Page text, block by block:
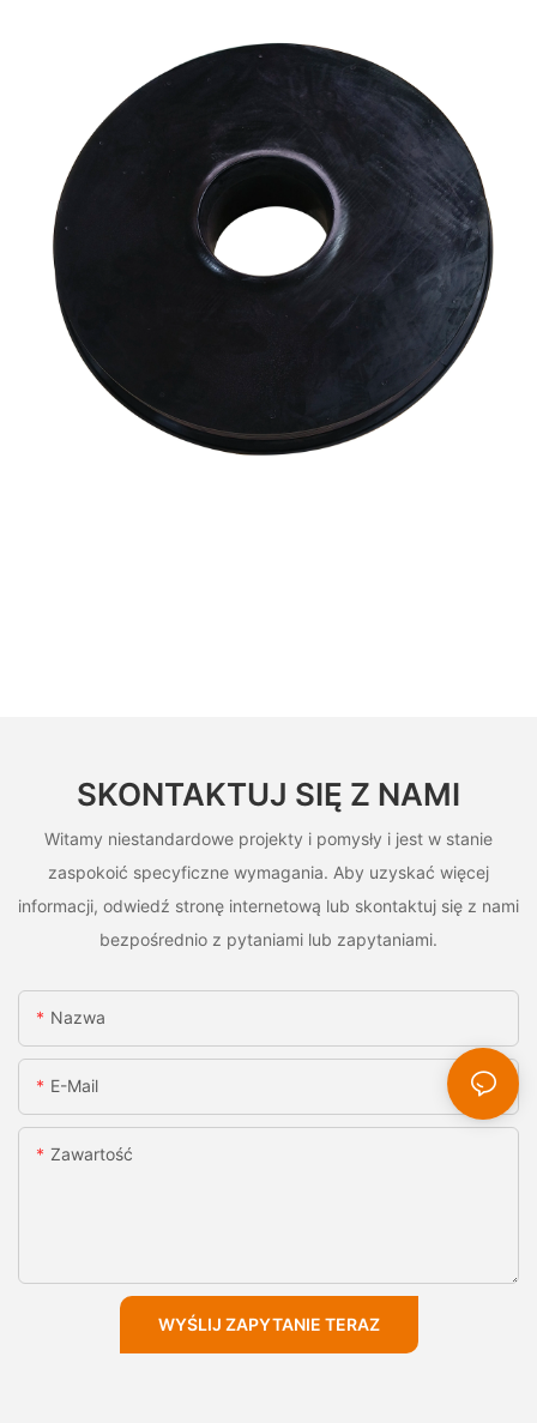
SKONTAKTUJ SIĘ Z NAMI
Witamy niestandardowe projekty i pomysły i jest w stanie
zaspokoić specyficzne wymagania. Aby uzyskać więcej
informacji, odwiedź stronę internetową lub skontaktuj się z nami
bezpośrednio z pytaniami lub zapytaniami.
Nazwa
E-Mail
Zawartość
WYŚLIJ ZAPYTANIE TERAZ